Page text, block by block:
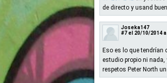
de directo y usand
Joseka147
#7 el 20/10/2014
Eso es lo que
estudio propio ni
respetos Peter North